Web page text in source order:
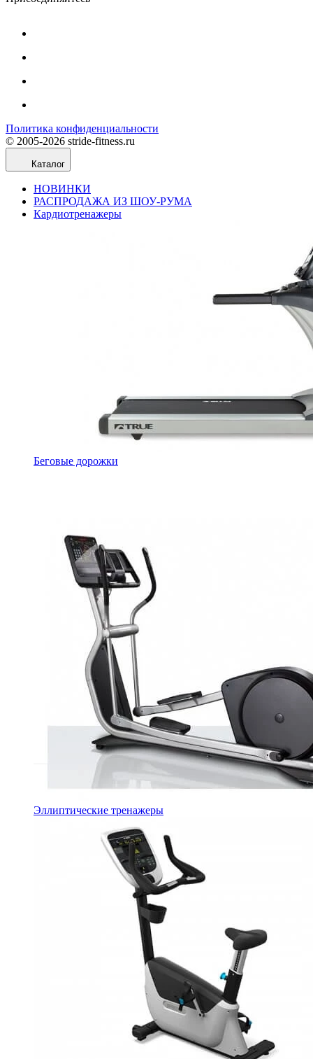
Политика конфиденциальности
© 2005-2026 stride-fitness.ru
Каталог
НОВИНКИ
РАСПРОДАЖА ИЗ ШОУ-РУМА
Кардиотренажеры
Беговые дорожки
Эллиптические тренажеры